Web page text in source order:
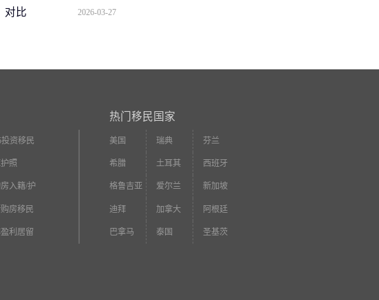
对比
2026-03-27
资移民
照
入籍/护
房移民
利居留
热门移民国家
美国 瑞典 芬兰
希腊 土耳其 西班牙
格鲁吉亚 爱尔兰 新加坡
迪拜 加拿大 阿根廷
巴拿马 泰国 圣基茨